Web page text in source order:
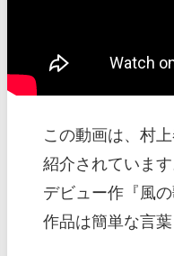
この動画は、村
紹介されていま
デビュー作『風
作品は簡単な言